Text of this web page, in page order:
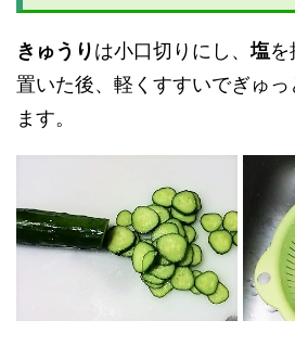
きゅうり は小口切りにし、塩を
置いた後、軽くすすいでぎゅっ
ます。